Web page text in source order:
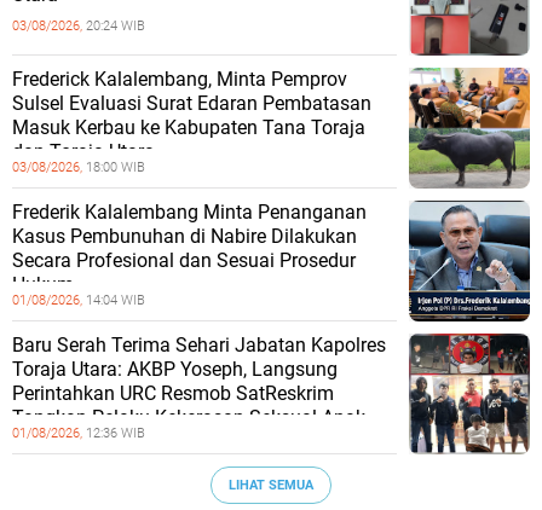
03/08/2026, 20:24 WIB
Frederick Kalalembang, Minta Pemprov
Sulsel Evaluasi Surat Edaran Pembatasan
Masuk Kerbau ke Kabupaten Tana Toraja
dan Toraja Utara
03/08/2026, 18:00 WIB
Frederik Kalalembang Minta Penanganan
Kasus Pembunuhan di Nabire Dilakukan
Secara Profesional dan Sesuai Prosedur
Hukum
01/08/2026, 14:04 WIB
Baru Serah Terima Sehari Jabatan Kapolres
Toraja Utara: AKBP Yoseph, Langsung
Perintahkan URC Resmob SatReskrim
Tangkap Pelaku Kekerasan Seksual Anak
01/08/2026, 12:36 WIB
LIHAT SEMUA